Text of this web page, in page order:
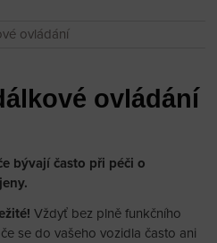
ovládání
ovládání
bývají často při péči o
Vždyť bez plně funkčního
se do vašeho vozidla často ani